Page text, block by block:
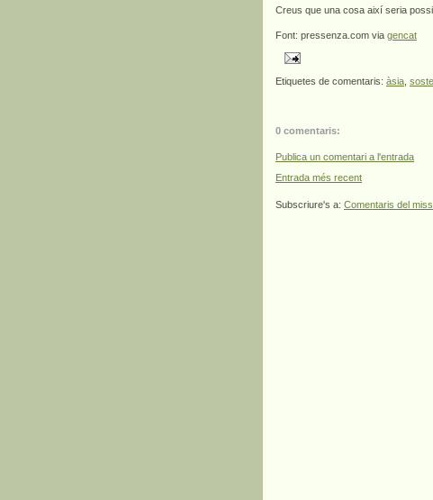
Creus que una cosa així seria
Font: pressenza.com via gencat
Etiquetes de comentaris: àsia
0 comentaris:
Publica un comentari a l'entrada
Entrada més recent
Subscriure's a: Comentaris del